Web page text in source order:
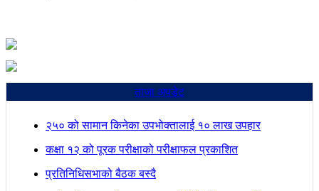
ताजा अपडेट
२५० को सामान किनेका उपभोक्तालाई १० लाख उपहार
कक्षा १२ को पूरक परीक्षाको परीक्षाफल प्रकाशित
प्रतिनिधिसभाको बैठक बस्दै